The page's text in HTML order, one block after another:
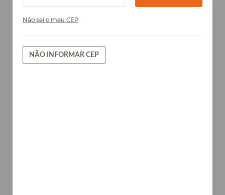
Teka Ártico - Chapa de MDF Arauco
Não sei o meu CEP
NÃO INFORMAR CEP